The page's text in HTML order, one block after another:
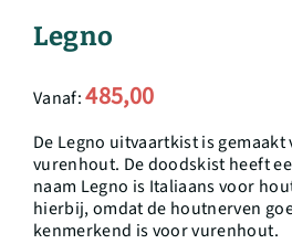
Legno
Vanaf:485,00
De Legno uitvaartkist is gemaakt
vurenhout. De doodskist heeft
naam Legno is Italiaans voor
hierbij, omdat de houtnerven
kenmerkend is voor vurenhout.